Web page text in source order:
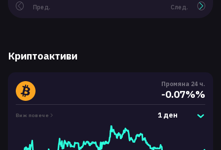
Пред. След.
Криптоактиви
Промяна 24 ч.
-0.07%%
Виж повече 1 ден